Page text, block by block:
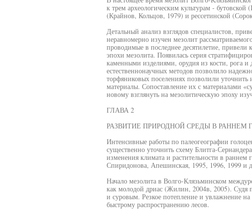
к трем археологическим культурам -
(Крайнов, Кольцов, 1979) и рессетинской
Детальный анализ взглядов специалистов,
неравномерно изучен мезолит
проводимые в последнее десятилетие,
эпохи мезолита. Появилась серия
каменными изделиями, орудия из кости, рога
естественнонаучных методов позволило
торфяниковых поселениях позволили
материалы. Сопоставление их с материалами
новому взглянуть на мезолитическую эпоху
ГЛАВА 2
РАЗВИТИЕ ПРИРОДНОЙ СРЕДЫ В
Интенсивные работы по палеогеографии
существенно уточнить схему Блитга-
изменения климата и растительности в
Спиридонова, Апешинская, 1995, 1996, 1999 и
Начало мезолита в Волго-Клязьминском
как молодой дриас (Жилин, 2004в, 2005). Судя
и суровым. Резкое потепление и увлажнение
быстрому распространению лесов.